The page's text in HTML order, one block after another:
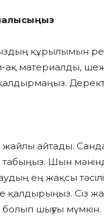
құрылымын
материалды,
қалдырмаңыз.
айтады.
Шын
ең жақсы
қалдырыңыз. Сіз
шығуы мүмкін.